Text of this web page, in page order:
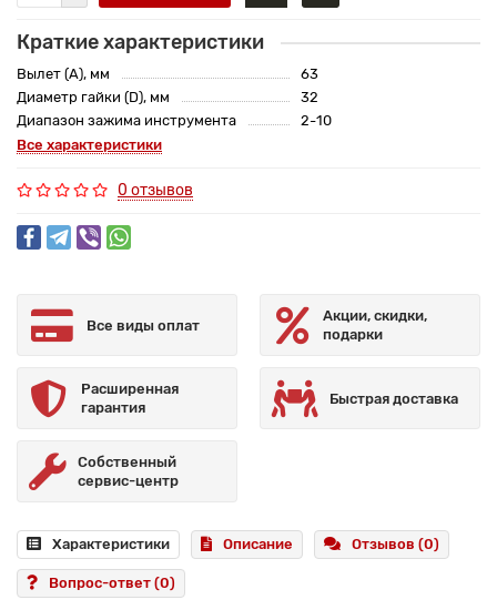
Краткие характеристики
Вылет (A), мм
63
Диаметр гайки (D), мм
32
Диапазон зажима инструмента
2-10
Все характеристики
0 отзывов
Все виды оплат
Акции, скидки,
подарки
Расширенная
гарантия
Быстрая доставка
Собственный
сервис-центр
Характеристики Описание Отзывов (0)
Вопрос-ответ (0)